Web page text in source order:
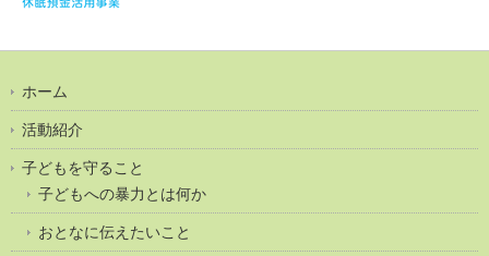
ホーム
活動紹介
子どもを守ること
子どもへの暴力とは何か
おとなに伝えたいこと